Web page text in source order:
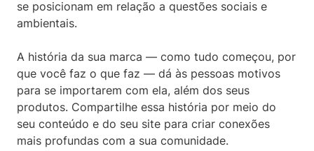
se posicionam em relação a questões sociais e
ambientais.
A história da sua marca — como tudo começou, por
que você faz o que faz — dá às pessoas motivos
para se importarem com ela, além dos seus
produtos. Compartilhe essa história por meio do
seu conteúdo e do seu site para criar conexões
mais profundas com a sua comunidade.